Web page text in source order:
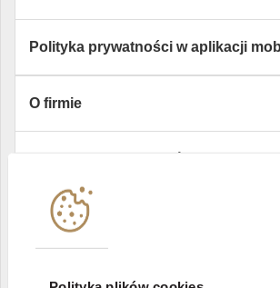
Polityka prywatności w aplikacji
O firmie
Instytucje współpracujące